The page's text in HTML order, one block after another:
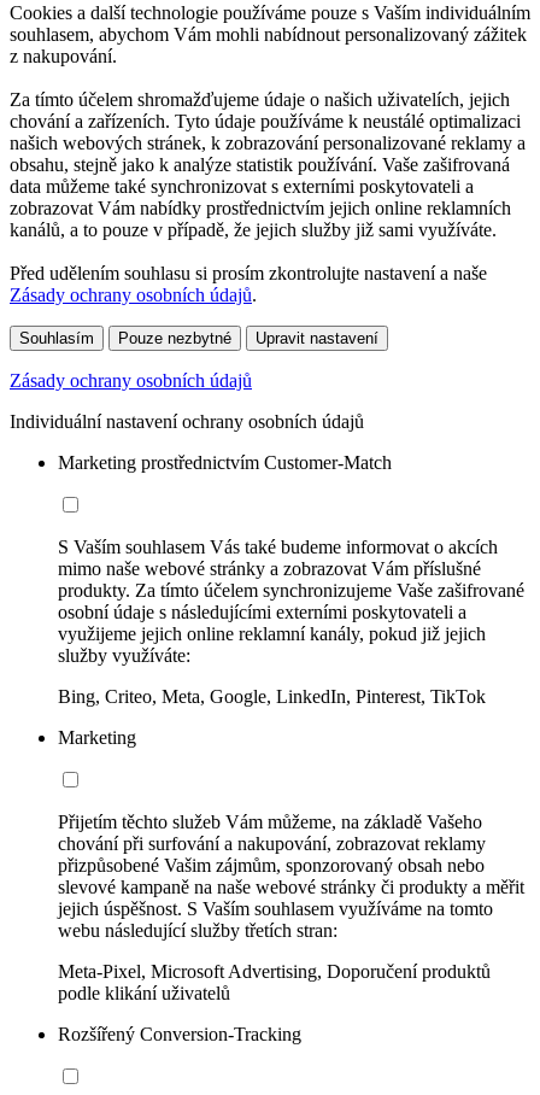
Cookies a další technologie používáme pouze s Vaším individuálním
souhlasem, abychom Vám mohli nabídnout personalizovaný zážitek
z nakupování.
Za tímto účelem shromažďujeme údaje o našich uživatelích, jejich
chování a zařízeních. Tyto údaje používáme k neustálé optimalizaci
našich webových stránek, k zobrazování personalizované reklamy a
obsahu, stejně jako k analýze statistik používání. Vaše zašifrovaná
data můžeme také synchronizovat s externími poskytovateli a
zobrazovat Vám nabídky prostřednictvím jejich online reklamních
kanálů, a to pouze v případě, že jejich služby již sami využíváte.
Před udělením souhlasu si prosím zkontrolujte nastavení a naše
Zásady ochrany osobních údajů.
Souhlasím Pouze nezbytné Upravit nastavení
Zásady ochrany osobních údajů
Individuální nastavení ochrany osobních údajů
Marketing prostřednictvím Customer-Match
S Vaším souhlasem Vás také budeme informovat o akcích
mimo naše webové stránky a zobrazovat Vám příslušné
produkty. Za tímto účelem synchronizujeme Vaše zašifrované
osobní údaje s následujícími externími poskytovateli a
využijeme jejich online reklamní kanály, pokud již jejich
služby využíváte:
Bing, Criteo, Meta, Google, LinkedIn, Pinterest, TikTok
Marketing
Přijetím těchto služeb Vám můžeme, na základě Vašeho
chování při surfování a nakupování, zobrazovat reklamy
přizpůsobené Vašim zájmům, sponzorovaný obsah nebo
slevové kampaně na naše webové stránky či produkty a měřit
jejich úspěšnost. S Vaším souhlasem využíváme na tomto
webu následující služby třetích stran:
Meta-Pixel, Microsoft Advertising, Doporučení produktů
podle klikání uživatelů
Rozšířený Conversion-Tracking